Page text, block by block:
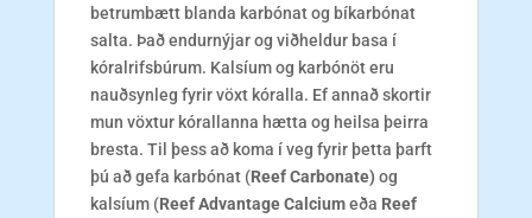
betrumbætt blanda karbónat og bíkarbónat
salta. Það endurnýjar og viðheldur basa í
kóralrifsbúrum. Kalsíum og karbónöt eru
nauðsynleg fyrir vöxt kóralla. Ef annað skortir
mun vöxtur kórallanna hætta og heilsa þeirra
bresta. Til þess að koma í veg fyrir þetta þarft
þú að gefa karbónat (Reef Carbonate) og
kalsíum (Reef Advantage Calciumeða Reef